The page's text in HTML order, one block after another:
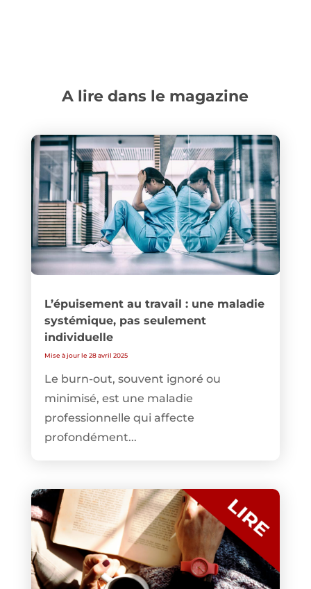
A lire dans le magazine
L’épuisement au travail : une maladie
systémique, pas seulement
individuelle
Mise à jour le 28 avril 2025
Le burn-out, souvent ignoré ou
minimisé, est une maladie
professionnelle qui affecte
profondément...